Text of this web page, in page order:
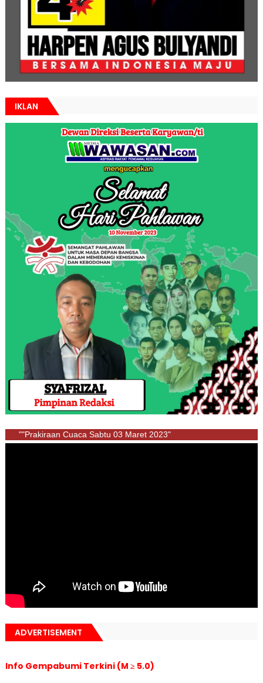
IKLAN
""Prakiraan Cuaca Sabtu 03 Maret 2023"
ADVERTISEMENT
Info Gempabumi Terkini (M ≥ 5.0)